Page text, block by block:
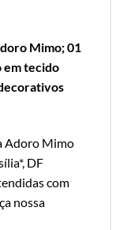
Mimo; 01
em tecido
Adoro Mimo
DF
com
nossa